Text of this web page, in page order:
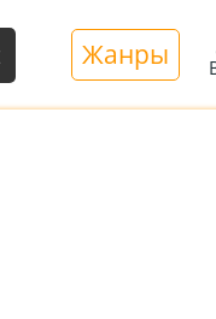
Жанры